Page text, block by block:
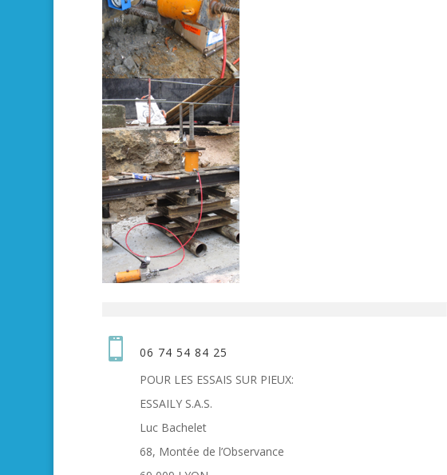

06 74 54 84 25
POUR LES ESSAIS SUR PIEUX:
ESSAILY S.A.S.
Luc Bachelet
68, Montée de l’Observance